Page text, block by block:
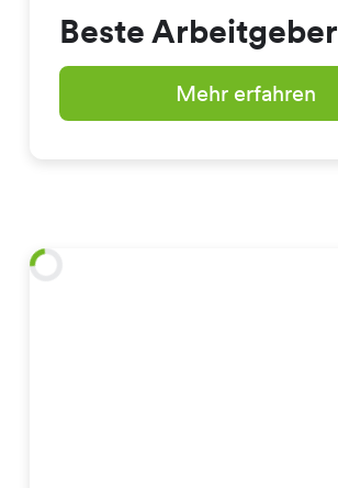
Beste Arbeitgeber
Mehr erfahren